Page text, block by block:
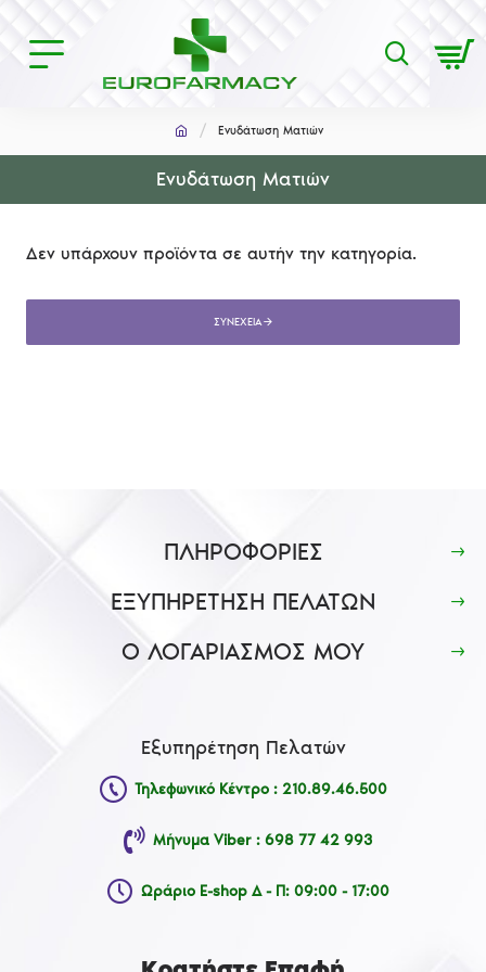
Ενυδάτωση Ματιών
Ενυδάτωση Ματιών
Δεν υπάρχουν προϊόντα σε αυτήν την κατηγορία.
ΣΥΝΈΧΕΙΑ
ΠΛΗΡΟΦΟΡΙΕΣ
ΕΞΥΠΗΡΕΤΗΣΗ ΠΕΛΑΤΩΝ
Ο ΛΟΓΑΡΙΑΣΜΟΣ ΜΟΥ
Εξυπηρέτηση Πελατών
Τηλεφωνικό Κέντρο : 210.89.46.500
Μήνυμα Viber : 698 77 42 993
Ωράριο E-shop Δ - Π: 09:00 - 17:00